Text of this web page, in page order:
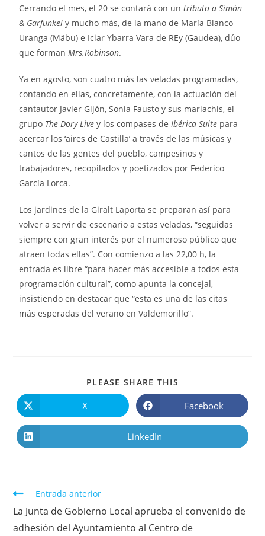
Cerrando el mes, el 20 se contará con untributo a Simón
& Garfunkel y mucho más, de la mano de María Blanco
Uranga (Mäbu) e Iciar Ybarra Vara de REy (Gaudea), dúo
que formanMrs.Robinson.
Ya en agosto, son cuatro más las veladas programadas,
contando en ellas, concretamente, con la actuación del
cantautor Javier Gijón, Sonia Fausto y sus mariachis, el
grupo The Dory Live y los compases deIbérica Suite para
acercar los ‘aires de Castilla’ a través de las músicas y
cantos de las gentes del pueblo, campesinos y
trabajadores, recopilados y poetizados por Federico
García Lorca.
Los jardines de la Giralt Laporta se preparan así para
volver a servir de escenario a estas veladas, “seguidas
siempre con gran interés por el numeroso público que
atraen todas ellas”. Con comienzo a las 22,00 h, la
entrada es libre “para hacer más accesible a todos esta
programación cultural”, como apunta la concejal,
insistiendo en destacar que “esta es una de las citas
más esperadas del verano en Valdemorillo”.
PLEASE SHARE THIS
X Facebook
LinkedIn
Entrada anterior
La Junta de Gobierno Local aprueba el convenido de
adhesión del Ayuntamiento al Centro de